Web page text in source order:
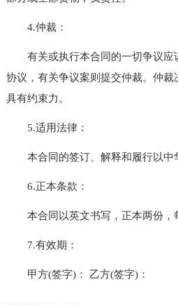
4.仲裁：
有关或执行本合同的一切争议应
协议，有关争议案则提交仲裁。仲
具有约束力。
5.适用法律：
本合同的签订、解释和履行以中
6.正本条款：
本合同以英文书写，正本两份，
7.有效期：
甲方(签字)： 乙方(签字)：